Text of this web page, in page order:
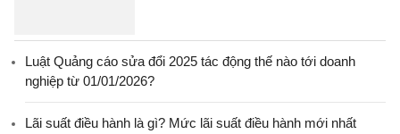
Luật Quảng cáo sửa đổi 2025 tác động thế nào tới doanh
nghiệp từ 01/01/2026?
Lãi suất điều hành là gì? Mức lãi suất điều hành mới nhất